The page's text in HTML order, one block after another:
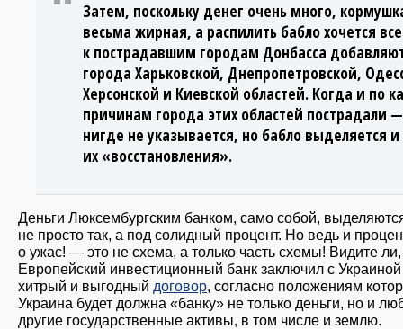
Затем, поскольку денег очень много,
весьма жирная, а распилить бабло хочется
к пострадавшим городам Донбасса
города Харьковской, Днепропетровской,
Херсонской и Киевской областей. Когда и по
причинам города этих областей пострадали —
нигде не указывается, но бабло выделяется
их «восстановления».
Деньги Люксембургским банком, само собой,
не просто так, а под солидный процент. Но ведь и
о ужас! — это не схема, а только часть схемы! Видите ли,
Европейский инвестиционный банк заключил с Украиной
хитрый и выгодный договор , согласно положениям
Украина будет должна «банку» не только деньги, но и
другие государственные активы, в том числе и землю.